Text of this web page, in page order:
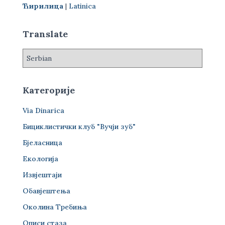
а
а
Ћирилица | Latinica
Translate
Категорије
Via Dinarica
Бициклистички клуб "Вучји зуб"
Бјеласница
Екологија
Извјештаји
Обавјештења
Околина Требиња
Описи стаза